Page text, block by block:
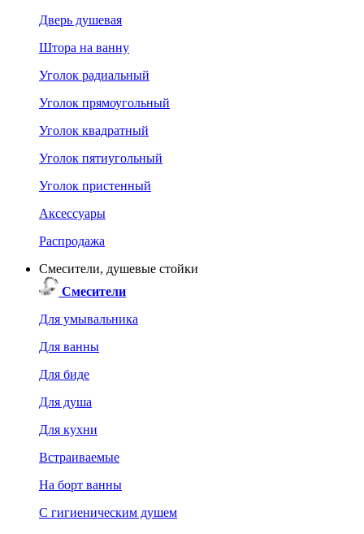
Дверь душевая
Штора на ванну
Уголок радиальный
Уголок прямоугольный
Уголок квадратный
Уголок пятиугольный
Уголок пристенный
Аксессуары
Распродажа
Смесители, душевые стойки
Смесители
Для умывальника
Для ванны
Для биде
Для душа
Для кухни
Встраиваемые
На борт ванны
C гигиеническим душем